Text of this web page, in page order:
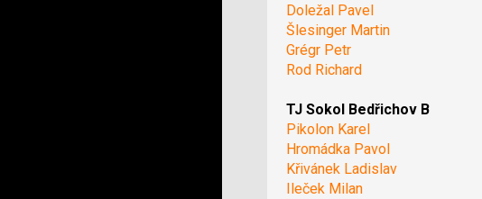
Doležal Pavel
Šlesinger Martin
Grégr Petr
Rod Richard
TJ Sokol Bedřichov B
Pikolon Karel
Hromádka Pavol
Křivánek Ladislav
Ileček Milan